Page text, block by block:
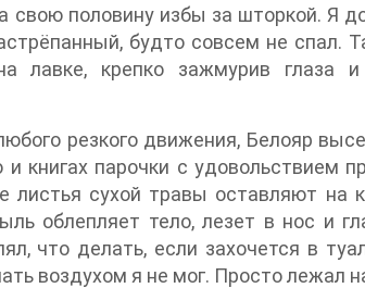
свою половину избы за шторкой. Я
будто совсем не спал.
крепко зажмурив глаза
резкого движения, Белояр
книгах парочки с удовольствием
листья сухой травы оставляют на
облепляет тело, лезет в нос и
что делать, если захочется в
воздухом я не мог. Просто лежал